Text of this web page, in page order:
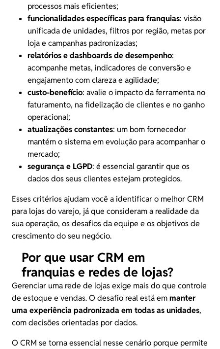
processos mais eficientes;
funcionalidades específicas para franquias: visão
unificada de unidades, filtros por região, metas por
loja e campanhas padronizadas;
relatórios e dashboards de desempenho:
acompanhe metas, indicadores de conversão e
engajamento com clareza e agilidade;
custo-benefício: avalie o impacto da ferramenta no
faturamento, na fidelização de clientes e no ganho
operacional;
atualizações constantes: um bom fornecedor
mantém o sistema em evolução para acompanhar o
mercado;
segurança e LGPD: é essencial garantir que os
dados dos seus clientes estejam protegidos.
Esses critérios ajudam você a identificar o melhor CRM
para lojas do varejo, já que consideram a realidade da
sua operação, os desafios da equipe e os objetivos de
crescimento do seu negócio.
Por que usar CRM em
franquias e redes de lojas?
Gerenciar uma rede de lojas exige mais do que controle
de estoque e vendas. O desafio real está emmanter
uma experiência padronizada em todas as unidades,
com decisões orientadas por dados.
O CRM se torna essencial nesse cenário porque permite